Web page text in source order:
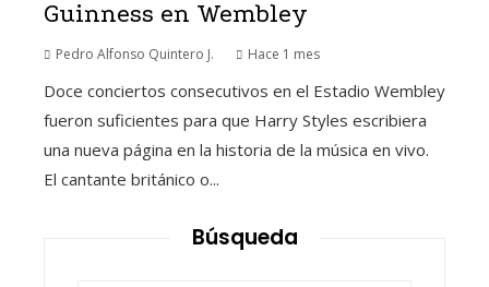
Guinness en Wembley
Pedro Alfonso Quintero J. Hace 1 mes
Doce conciertos consecutivos en el Estadio Wembley
fueron suficientes para que Harry Styles escribiera
una nueva página en la historia de la música en vivo.
El cantante británico o...
Búsqueda